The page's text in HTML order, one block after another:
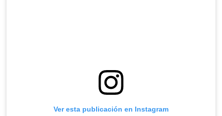
Ver esta publicación en Instagram